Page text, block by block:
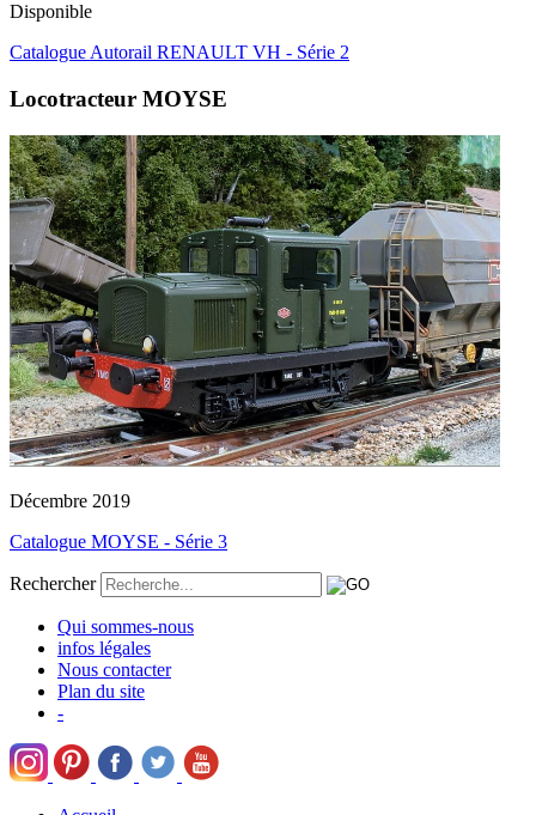
Disponible
Catalogue Autorail RENAULT VH - Série 2
Locotracteur MOYSE
Décembre 2019
Catalogue MOYSE - Série 3
Rechercher
Qui sommes-nous
infos légales
Nous contacter
Plan du site
-